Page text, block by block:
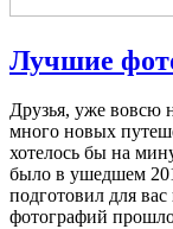
Лучшие
Друзья, уже вовсю
много новых
хотелось бы на
было в ушедшем
подготовил для
фотографий